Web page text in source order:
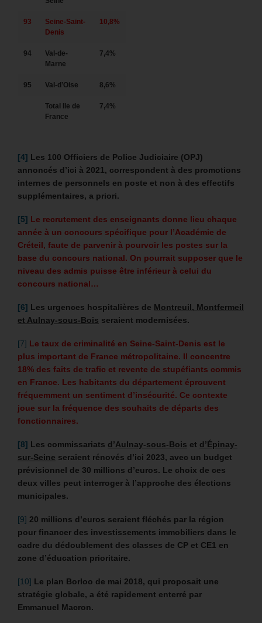
93
Seine-Saint-
Denis
10,8%
94
Val-de-
Marne
7,4%
95 Val-d’Oise 8,6%
Total Ile de
France
7,4%
[4] Les 100 Officiers de Police Judiciaire (OPJ)
annoncés d’ici à 2021, correspondent à des promotions
internes de personnels en poste et non à des effectifs
supplémentaires, a priori.
[5] Le recrutement des enseignants donne lieu chaque
année à un concours spécifique pour l’Académie de
Créteil, faute de parvenir à pourvoir les postes sur la
base du concours national. On pourrait supposer que le
niveau des admis puisse être inférieur à celui du
concours national…
[6] Les urgences hospitalières de Montreuil, Montfermeil
et Aulnay-sous-Bois seraient modernisées.
[7] Le taux de criminalité en Seine-Saint-Denis est le
plus important de France métropolitaine. Il concentre
18% des faits de trafic et revente de stupéfiants commis
en France. Les habitants du département éprouvent
fréquemment un sentiment d’insécurité. Ce contexte
joue sur la fréquence des souhaits de départs des
fonctionnaires.
[8] Les commissariats d’Aulnay-sous-Bois et d’Épinay-
sur-Seine seraient rénovés d’ici 2023, avec un budget
prévisionnel de 30 millions d’euros. Le choix de ces
deux villes peut interroger à l’approche des élections
municipales.
[9] 20 millions d’euros seraient fléchés par la région
pour financer des investissements immobiliers dans le
cadre du dédoublement des classes de CP et CE1 en
zone d’éducation prioritaire.
[10] Le plan Borloo de mai 2018, qui proposait une
stratégie globale, a été rapidement enterré par
Emmanuel Macron.